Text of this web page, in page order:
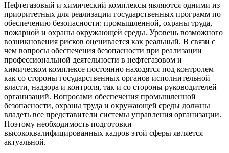
Нефтегазовый и химический комплексы являются одними из
приоритетных для реализации государственных программ по
обеспечению безопасности: промышленной, охраны труда,
пожарной и охраны окружающей среды. Уровень возможного
возникновения рисков оценивается как реальный. В связи с
чем вопросы обеспечения безопасности при реализации
профессиональной деятельности в нефтегазовом и
химическом комплексе постоянно находятся под контролем
как со стороны государственных органов исполнительной
власти, надзора и контроля, так и со стороны руководителей
организаций. Вопросами обеспечения промышленной
безопасности, охраны труда и окружающей среды должны
владеть все представители системы управления организации.
Поэтому необходимость подготовки
высококвалифицированных кадров этой сферы является
актуальной.